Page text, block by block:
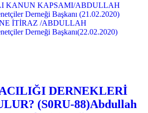
KANUN KAPSAMI/ABDULLAH
Derneği Başkanı (21.02.2020)
İTİRAZ /ABDULLAH
Derneği Başkanı(22.02.2020)
DERNEKLERİ
(S0RU-88)Abdullah